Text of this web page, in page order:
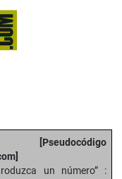
un número” :